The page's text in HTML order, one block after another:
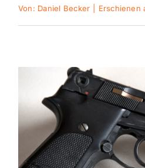
Galerie
Verkehrsmeldungen
Polizeimeldungen
Von: Daniel Becker Erschienen